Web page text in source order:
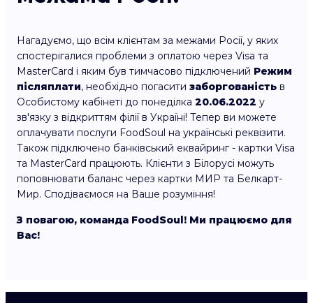
Нагадуємо, що всім клієнтам за межами Росії, у яких
спостерігалися проблеми з оплатою через Visa та
MasterCard і яким був тимчасово підключений Режим
післяплати, необхідно погасити заборгованість в
Особистому кабінеті до понеділка 20.06.2022 у
зв'язку з відкриттям філії в Україні! Тепер ви можете
оплачувати послуги FoodSoul на українські реквізити.
Також підключено банківський еквайринг - картки Visa
та MasterCard працюють. Клієнти з Білорусі можуть
поповнювати баланс через картки МИР та Белкарт-
Мир. Сподіваємося на Ваше розуміння!
З повагою, команда FoodSoul! Ми працюємо для
Вас!